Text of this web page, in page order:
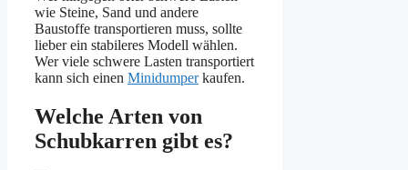
wie Steine, Sand und andere
Baustoffe transportieren muss, sollte
lieber ein stabileres Modell wählen.
Wer viele schwere Lasten transportiert
kann sich einen Minidumperkaufen.
Welche Arten von
Schubkarren gibt es?